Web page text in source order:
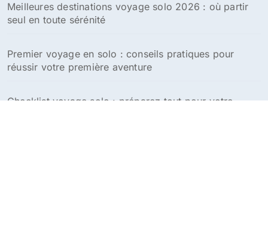
Meilleures destinations voyage solo 2026 : où partir
seul en toute sérénité
Premier voyage en solo : conseils pratiques pour
réussir votre première aventure
Checklist voyage solo : préparez tout pour votre